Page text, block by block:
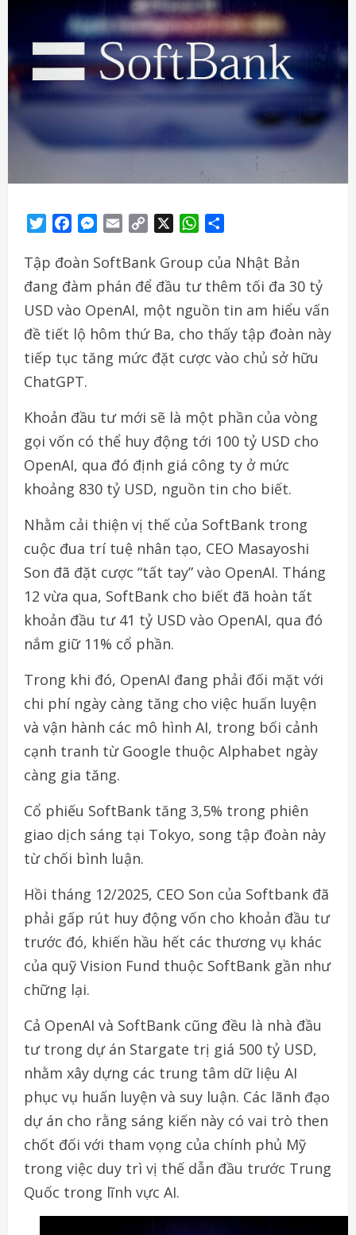
TwitterFacebookMessenger
Email
Copy
WhatsApp
Tập đoàn SoftBank Group của Nhật Bản
đang đàm phán để đầu tư thêm tối đa 30 tỷ
USD vào OpenAI, một nguồn tin am hiểu vấn
đề tiết lộ hôm thứ Ba, cho thấy tập đoàn này
tiếp tục tăng mức đặt cược vào chủ sở hữu
ChatGPT.
Khoản đầu tư mới sẽ là một phần của vòng
gọi vốn có thể huy động tới 100 tỷ USD cho
OpenAI, qua đó định giá công ty ở mức
khoảng 830 tỷ USD, nguồn tin cho biết.
Nhằm cải thiện vị thế của SoftBank trong
cuộc đua trí tuệ nhân tạo, CEO Masayoshi
Son đã đặt cược “tất tay” vào OpenAI. Tháng
12 vừa qua, SoftBank cho biết đã hoàn tất
khoản đầu tư 41 tỷ USD vào OpenAI, qua đó
nắm giữ 11% cổ phần.
Trong khi đó, OpenAI đang phải đối mặt với
chi phí ngày càng tăng cho việc huấn luyện
và vận hành các mô hình AI, trong bối cảnh
cạnh tranh từ Google thuộc Alphabet ngày
càng gia tăng.
Cổ phiếu SoftBank tăng 3,5% trong phiên
giao dịch sáng tại Tokyo, song tập đoàn này
từ chối bình luận.
Hồi tháng 12/2025, CEO Son của Softbank đã
phải gấp rút huy động vốn cho khoản đầu tư
trước đó, khiến hầu hết các thương vụ khác
của quỹ Vision Fund thuộc SoftBank gần như
chững lại.
Cả OpenAI và SoftBank cũng đều là nhà đầu
tư trong dự án Stargate trị giá 500 tỷ USD,
nhằm xây dựng các trung tâm dữ liệu AI
phục vụ huấn luyện và suy luận. Các lãnh đạo
dự án cho rằng sáng kiến này có vai trò then
chốt đối với tham vọng của chính phủ Mỹ
trong việc duy trì vị thế dẫn đầu trước Trung
Quốc trong lĩnh vực AI.